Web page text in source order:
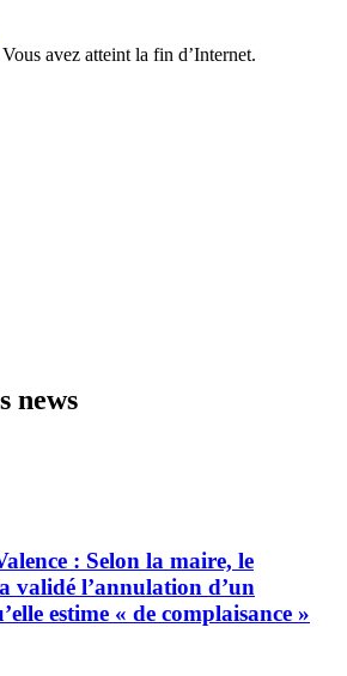
avez atteint la fin d’Internet.
news
: Selon la maire, le
validé l’annulation d’un
estime « de complaisance »